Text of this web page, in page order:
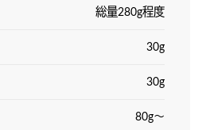
総量280g程度
30g
30g
80g～